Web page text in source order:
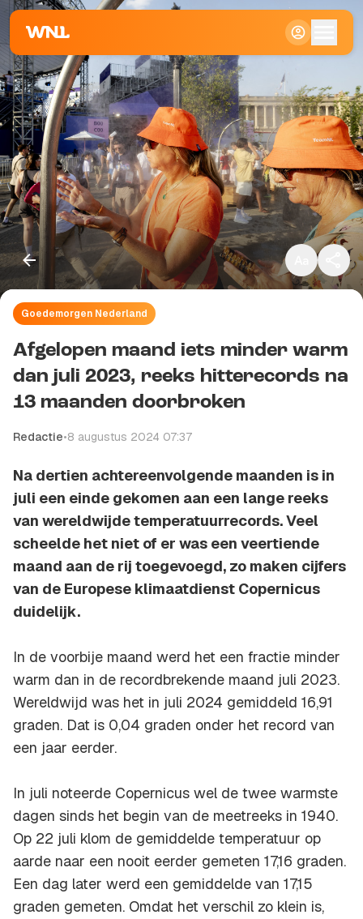
Klein
Standaard
Groot
Goedemorgen Nederland
Afgelopen maand iets minder warm
dan juli 2023, reeks hitterecords na
13 maanden doorbroken
Redactie•8 augustus 2024 07:37
Na dertien achtereenvolgende maanden is in
juli een einde gekomen aan een lange reeks
van wereldwijde temperatuurrecords. Veel
scheelde het niet of er was een veertiende
maand aan de rij toegevoegd, zo maken cijfers
van de Europese klimaatdienst Copernicus
duidelijk.
In de voorbije maand werd het een fractie minder
warm dan in de recordbrekende maand juli 2023.
Wereldwijd was het in juli 2024 gemiddeld 16,91
graden. Dat is 0,04 graden onder het record van
een jaar eerder.
In juli noteerde Copernicus wel de twee warmste
dagen sinds het begin van de meetreeks in 1940.
Op 22 juli klom de gemiddelde temperatuur op
aarde naar een nooit eerder gemeten 17,16 graden.
Een dag later werd een gemiddelde van 17,15
graden gemeten. Omdat het verschil zo klein is,